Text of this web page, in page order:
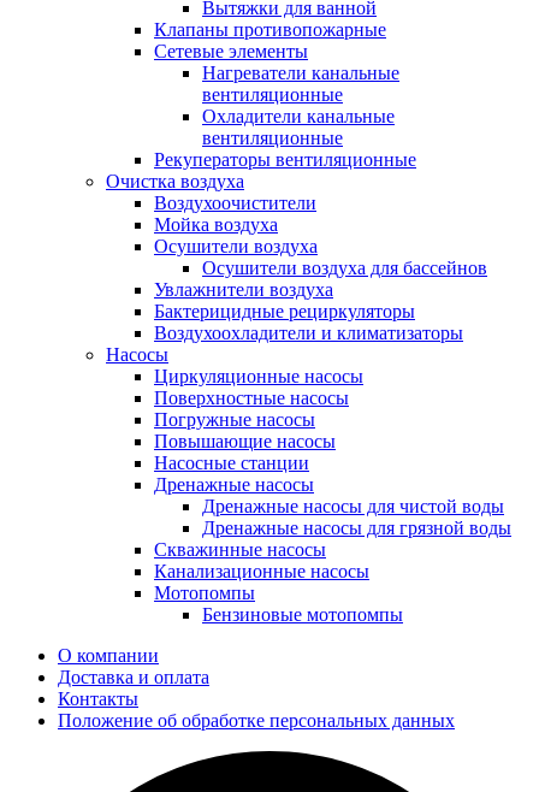
Вытяжки для ванной
Клапаны противопожарные
Сетевые элементы
Нагреватели канальные
вентиляционные
Охладители канальные
вентиляционные
Рекуператоры вентиляционные
Очистка воздуха
Воздухоочистители
Мойка воздуха
Осушители воздуха
Осушители воздуха для бассейнов
Увлажнители воздуха
Бактерицидные рециркуляторы
Воздухоохладители и климатизаторы
Насосы
Циркуляционные насосы
Поверхностные насосы
Погружные насосы
Повышающие насосы
Насосные станции
Дренажные насосы
Дренажные насосы для чистой воды
Дренажные насосы для грязной воды
Скважинные насосы
Канализационные насосы
Мотопомпы
Бензиновые мотопомпы
О компании
Доставка и оплата
Контакты
Положение об обработке персональных данных